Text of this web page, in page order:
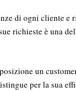
di ogni cliente e
richieste è una
un
per la sua